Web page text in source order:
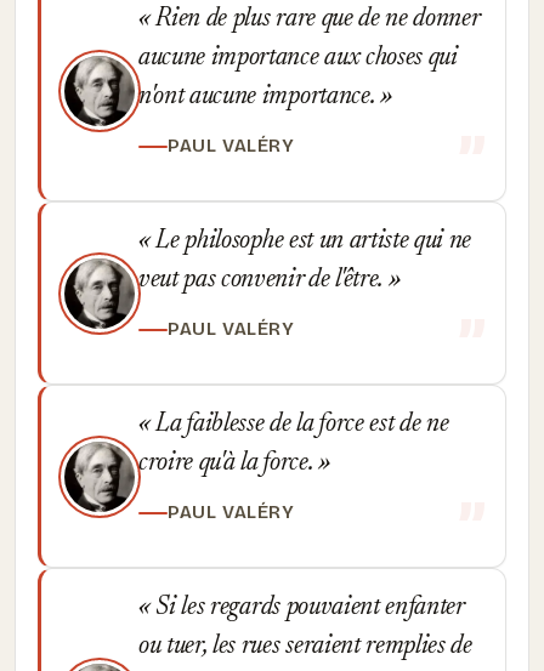
Rien de plus rare que de ne donner
aucune importance aux choses qui
n'ont aucune importance.
PAUL VALÉRY
Le philosophe est un artiste qui ne
veut pas convenir de l'être.
PAUL VALÉRY
La faiblesse de la force est de ne
croire qu'à la force.
PAUL VALÉRY
Si les regards pouvaient enfanter
ou tuer, les rues seraient remplies de